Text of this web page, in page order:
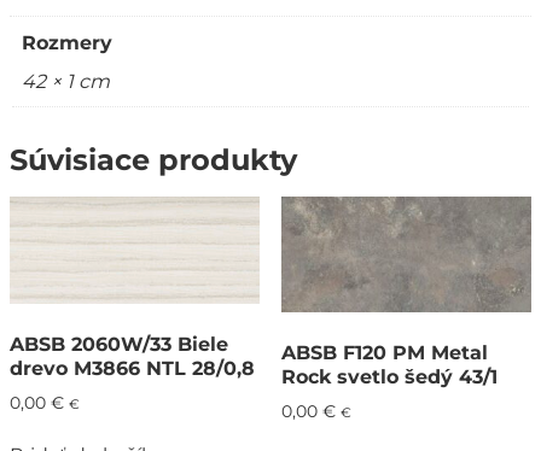
Rozmery
42 × 1 cm
Súvisiace produkty
ABSB 2060W/33 Biele
drevo M3866 NTL 28/0,8
0,00 € €
ABSB F120 PM Metal
Rock svetlo šedý 43/1
0,00 € €